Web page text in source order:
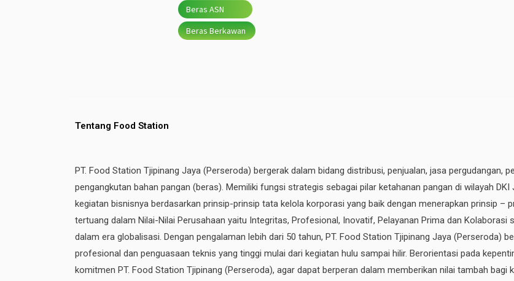
Beras ASN
Beras Berkawan
Tentang Food Station
PT. Food Station Tjipinang Jaya (Perseroda) bergerak dalam bidang distribusi, penjualan, jasa pergudangan,
pengangkutan bahan pangan (beras). Memiliki fungsi strategis sebagai pilar ketahanan pangan di wilayah
kegiatan bisnisnya berdasarkan prinsip-prinsip tata kelola korporasi yang baik dengan menerapkan prinsip –
tertuang dalam Nilai-Nilai Perusahaan yaitu Integritas, Profesional, Inovatif, Pelayanan Prima dan Kolaborasi
dalam era globalisasi. Dengan pengalaman lebih dari 50 tahun, PT. Food Station Tjipinang Jaya (Perseroda)
profesional dan penguasaan teknis yang tinggi mulai dari kegiatan hulu sampai hilir. Berorientasi pada
komitmen PT. Food Station Tjipinang (Perseroda), agar dapat berperan dalam memberikan nilai tambah